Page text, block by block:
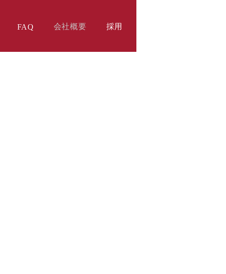
FAQ 会社概要 採用